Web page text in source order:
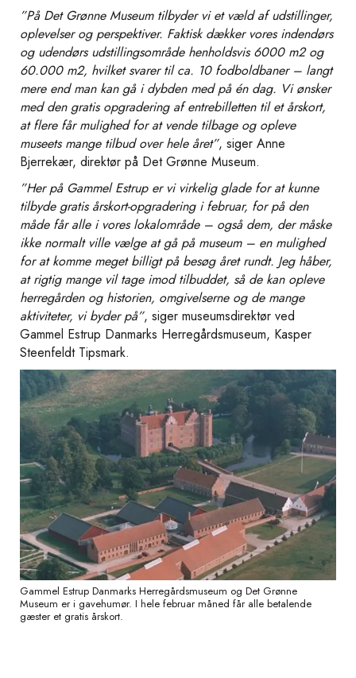
”På Det Grønne Museum tilbyder vi et væld af udstillinger,
oplevelser og perspektiver. Faktisk dækker vores indendørs
og udendørs udstillingsområde henholdsvis 6000 m2 og
60.000 m2, hvilket svarer til ca. 10 fodboldbaner – langt
mere end man kan gå i dybden med på én dag. Vi ønsker
med den gratis opgradering af entrebilletten til et årskort,
at flere får mulighed for at vende tilbage og opleve
museets mange tilbud over hele året”, siger Anne
Bjerrekær, direktør på Det Grønne Museum.
”Her på Gammel Estrup er vi virkelig glade for at kunne
tilbyde gratis årskort-opgradering i februar, for på den
måde får alle i vores lokalområde – også dem, der måske
ikke normalt ville vælge at gå på museum – en mulighed
for at komme meget billigt på besøg året rundt. Jeg håber,
at rigtig mange vil tage imod tilbuddet, så de kan opleve
herregården og historien, omgivelserne og de mange
aktiviteter, vi byder på”, siger museumsdirektør ved
Gammel Estrup Danmarks Herregårdsmuseum, Kasper
Steenfeldt Tipsmark.
Gammel Estrup Danmarks Herregårdsmuseum og Det Grønne
Museum er i gavehumør. I hele februar måned får alle betalende
gæster et gratis årskort.